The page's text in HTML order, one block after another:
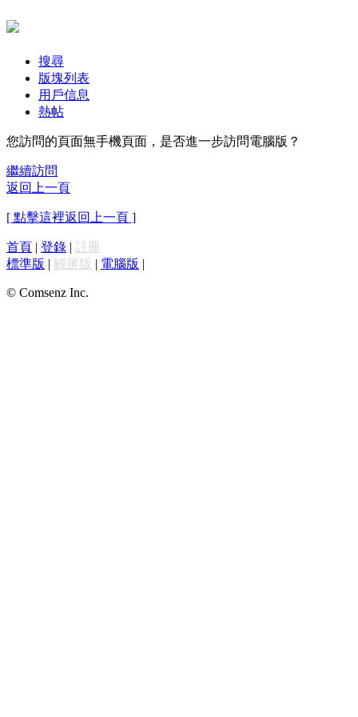
搜尋
版塊列表
用戶信息
熱帖
您訪問的頁面無手機頁面，是否進一步訪問電腦版？
繼續訪問
返回上一頁
[ 點擊這裡返回上一頁 ]
首頁 | 登錄 | 註冊
標準版 | 觸屏版 | 電腦版 |
© Comsenz Inc.